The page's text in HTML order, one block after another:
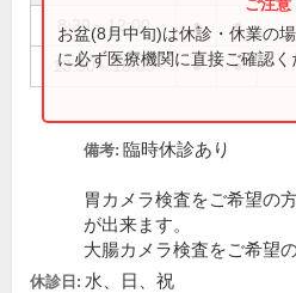
8:30～12:00 ● ●
13:30～18:00 ● ●
お盆(8月中旬)は休診・休業の
に必ず医療機関に直接ご確認く
備考: 臨時休診あり
胃カメラ検査をご希望の
が出来ます。
大腸カメラ検査をご希望
休診日: 水、日、祝